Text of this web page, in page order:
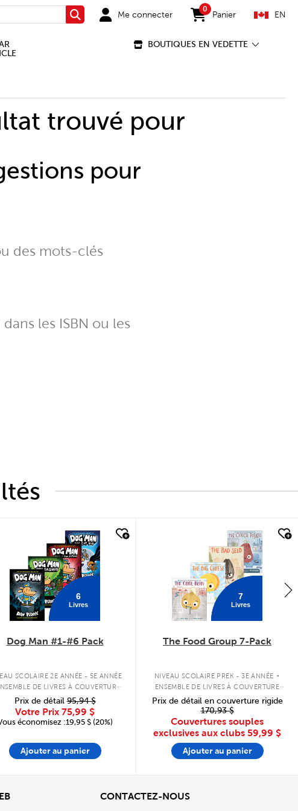
RechercherMe connecter
0
items in cart
Panier EN
BOUTIQUES EN VEDETTE
trouvé pour
pour
des mots-clés
les ISBN ou les
6
Livres
Dog Man #1-#6 Pack
SCOLAIRE 2E ANNÉE - 5E ANNÉE
DE LIVRES À COUVERTURE
RIGIDE
Prix de détail95,94 $
Votre Prix 75,99 $
économisez :19,95 $ (20%)
Ajouter au panier
7
Livres
The Food Group 7-Pack
NIVEAU SCOLAIRE PREK - 3E ANNÉE .
ENSEMBLE DE LIVRES À COUVERTURE
Prix de détail en couverture rigide
170,93 $
Couvertures souples
exclusives aux clubs 59,99 $
Ajouter au panier
Afficher CONTACTEZ-NOUSView